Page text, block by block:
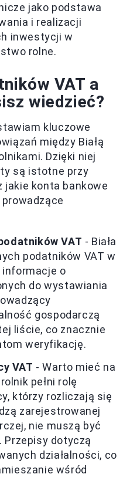
jako podstawa
i realizacji
inwestycji w
rolne.
VAT a
wiedzieć?
kluczowe
między Białą
Dzięki niej
są istotne przy
konta bankowe
VAT - Biała
podatników VAT w
informacje o
do wystawiania
gospodarczą
liście, co znacznie
weryfikację.
VAT - Warto mieć na
pełni rolę
którzy rozliczają się
zarejestrowanej
nie muszą być
Przepisy dotyczą
działalności, co
wśród